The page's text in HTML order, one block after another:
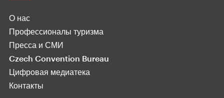
О нас
Профессионалы туризма
Пресса и СМИ
Czech Convention Bureau
Цифровая медиатека
Контакты